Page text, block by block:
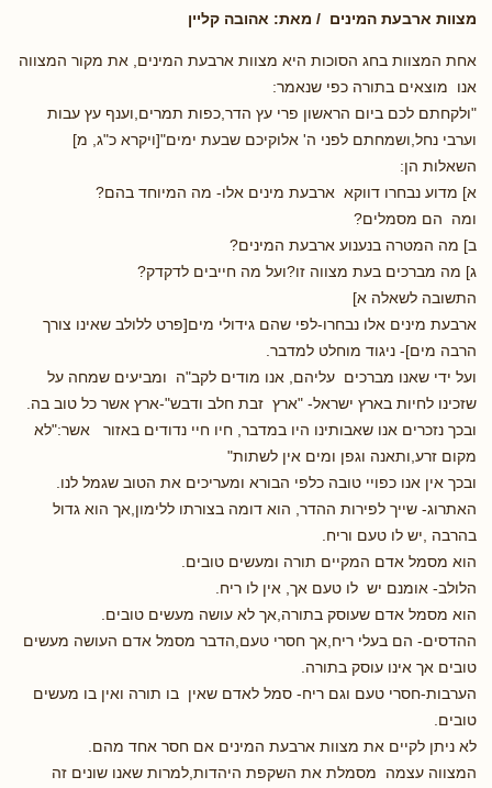
מצוות ארבעת המינים / מאת: אהובה קליין
אחת המצוות בחג הסוכות היא מצוות ארבעת המינים, את מקור המצווה
אנו מוצאים בתורה כפי שנאמר:
"ולקחתם לכם ביום הראשון פרי עץ הדר,כפות תמרים,וענף עץ עבות
וערבי נחל,ושמחתם לפני ה' אלוקיכם שבעת ימים"[ויקרא כ"ג, מ]
השאלות הן:
א] מדוע נבחרו דווקא ארבעת מינים אלו- מה המיוחד בהם?
ומה הם מסמלים?
ב] מה המטרה בנענוע ארבעת המינים?
ג] מה מברכים בעת מצווה זו?ועל מה חייבים לדקדק?
התשובה לשאלה א]
ארבעת מינים אלו נבחרו-לפי שהם גידולי מים[פרט ללולב שאינו צורך
הרבה מים]- ניגוד מוחלט למדבר.
ועל ידי שאנו מברכים עליהם, אנו מודים לקב"ה ומביעים שמחה על
שזכינו לחיות בארץ ישראל- "ארץ זבת חלב ודבש"-ארץ אשר כל טוב בה.
ובכך נזכרים אנו שאבותינו היו במדבר, חיו חיי נדודים באזור אשר:"לא
מקום זרע,ותאנה וגפן ומים אין לשתות"
ובכך אין אנו כפויי טובה כלפי הבורא ומעריכים את הטוב שגמל לנו.
האתרוג- שייך לפירות ההדר, הוא דומה בצורתו ללימון,אך הוא גדול
בהרבה ,יש לו טעם וריח.
הוא מסמל אדם המקיים תורה ומעשים טובים.
הלולב- אומנם יש לו טעם אך, אין לו ריח.
הוא מסמל אדם שעוסק בתורה,אך לא עושה מעשים טובים.
ההדסים- הם בעלי ריח,אך חסרי טעם,הדבר מסמל אדם העושה מעשים
טובים אך אינו עוסק בתורה.
הערבות-חסרי טעם וגם ריח- סמל לאדם שאין בו תורה ואין בו מעשים
טובים.
לא ניתן לקיים את מצוות ארבעת המינים אם חסר אחד מהם.
המצווה עצמה מסמלת את השקפת היהדות,למרות שאנו שונים זה